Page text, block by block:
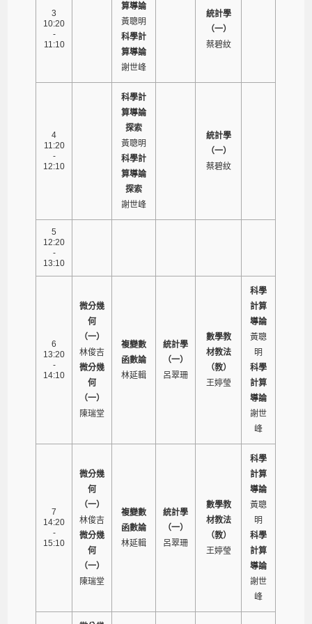
3
10:20
-
11:10
算導論
黃聰明
科學計
算導論
謝世峰
統計學
（一）
蔡碧紋
4
11:20
-
12:10
科學計
算導論
探索
黃聰明
科學計
算導論
探索
謝世峰
統計學
（一）
蔡碧紋
5
12:20
-
13:10
6
13:20
-
14:10
微分幾
何
（一）
林俊吉
微分幾
何
（一）
陳瑞堂
複變數
函數論
林延輯
統計學
（一）
呂翠珊
數學教
材教法
（教）
王婷瑩
科學
計算
導論
黃聰
明
科學
計算
導論
謝世
峰
7
14:20
-
15:10
微分幾
何
（一）
林俊吉
微分幾
何
（一）
陳瑞堂
複變數
函數論
林延輯
統計學
（一）
呂翠珊
數學教
材教法
（教）
王婷瑩
科學
計算
導論
黃聰
明
科學
計算
導論
謝世
峰